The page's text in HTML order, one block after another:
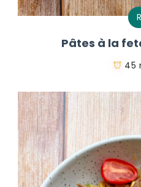
R
Pâtes à la
45